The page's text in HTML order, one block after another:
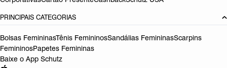
PRINCIPAIS CATEGORIAS
Bolsas FemininasTênis FemininosSandálias FemininasScarpins
FemininosPapetes Femininas
Baixe o App Schutz